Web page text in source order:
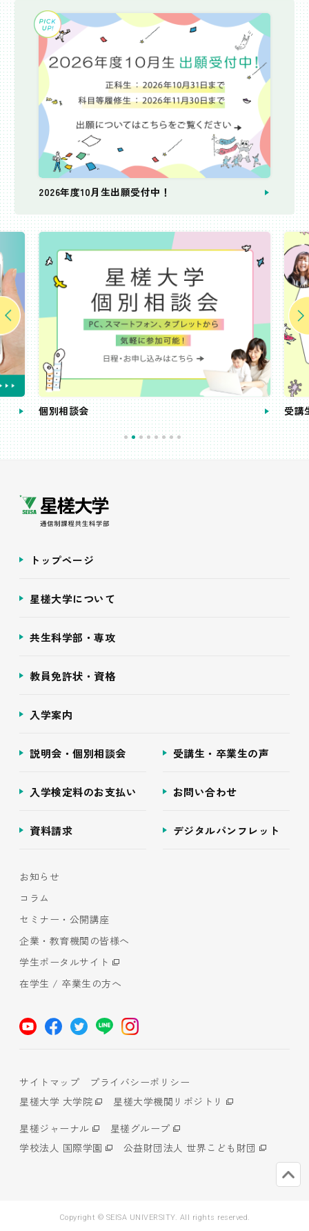
2026年度10月生出願受付中！
個別相談会 受講
トップページ
星槎大学について
共生科学部・専攻
教員免許状・資格
入学案内
説明会・個別相談会 受講生・卒業生の声
入学検定料のお支払い お問い合わせ
資料請求 デジタルパンフレット
お知らせ
コラム
セミナー・公開講座
企業・教育機関の皆様へ
学生ポータルサイト
在学生 / 卒業生の方へ
サイトマップ
プライバシーポリシー
星槎大学 大学院
星槎大学機関リポジトリ
星槎ジャーナル
星槎グループ
学校法人 国際学園
公益財団法人 世界こども財団
Copyright © SEISA UNIVERSITY. All rights reserved.